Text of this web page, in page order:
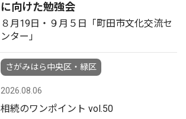
に向けた勉強会
８月19日・９月５日「町田市文化交流セ
ンター」
さがみはら中央区・緑区
2026.08.06
相続のワンポイント vol.50